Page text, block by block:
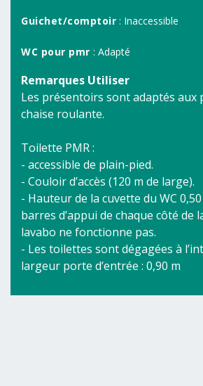
Guichet/comptoir : Inaccessible
WC pour pmr : Adapté
Remarques Utiliser
Les présentoirs sont adaptés aux
chaise roulante.
Toilette PMR :
- accessible de plain-pied.
- Couloir d’accès (120 m de large).
- Hauteur de la cuvette du WC
barres d’appui de chaque côté de
lavabo ne fonctionne pas.
- Les toilettes sont dégagées à
largeur porte d’entrée : 0,90 m